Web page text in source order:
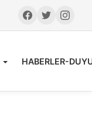
HABERLER-